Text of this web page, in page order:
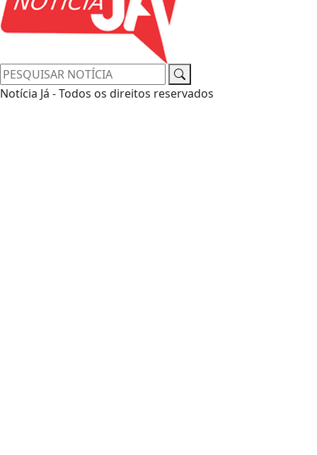
Notícia Já - Todos os direitos reservados